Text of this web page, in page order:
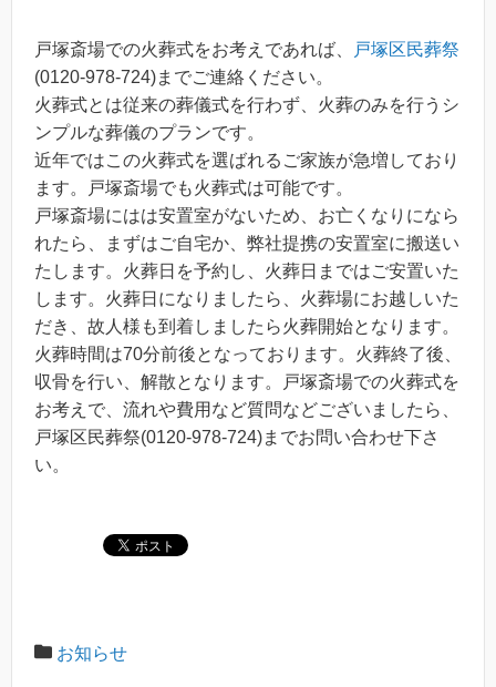
戸塚斎場での火葬式をお考えであれば、
戸塚区民葬祭
(0120-978-724)までご連絡ください。
火葬式とは従来の葬儀式を行わず、火葬のみを行うシ
ンプルな葬儀のプランです。
近年ではこの火葬式を選ばれるご家族が急増しており
ます。戸塚斎場でも火葬式は可能です。
戸塚斎場にはは安置室がないため、お亡くなりになら
れたら、まずはご自宅か、弊社提携の安置室に搬送い
たします。火葬日を予約し、火葬日まではご安置いた
します。火葬日になりましたら、火葬場にお越しいた
だき、故人様も到着しましたら火葬開始となります。
火葬時間は70分前後となっております。火葬終了後、
収骨を行い、解散となります。戸塚斎場での火葬式を
お考えで、流れや費用など質問などございましたら、
戸塚区民葬祭(0120-978-724)までお問い合わせ下さ
い。
お知らせ